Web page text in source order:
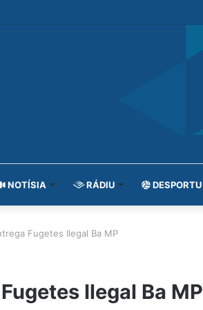
NOTÍSIA RÁDIU DESPORTU
Fugetes Ilegal Ba MP
Ilegal Ba MP